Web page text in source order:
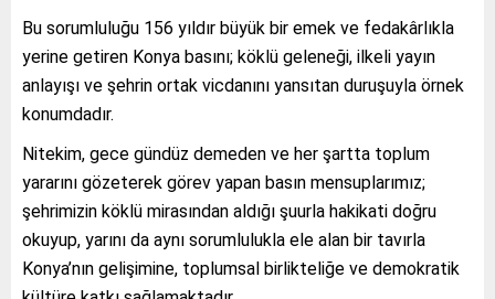
Bu sorumluluğu 156 yıldır büyük bir emek ve fedakârlıkla
yerine getiren Konya basını; köklü geleneği, ilkeli yayın
anlayışı ve şehrin ortak vicdanını yansıtan duruşuyla örnek
konumdadır.
Nitekim, gece gündüz demeden ve her şartta toplum
yararını gözeterek görev yapan basın mensuplarımız;
şehrimizin köklü mirasından aldığı şuurla hakikati doğru
okuyup, yarını da aynı sorumlulukla ele alan bir tavırla
Konya’nın gelişimine, toplumsal birlikteliğe ve demokratik